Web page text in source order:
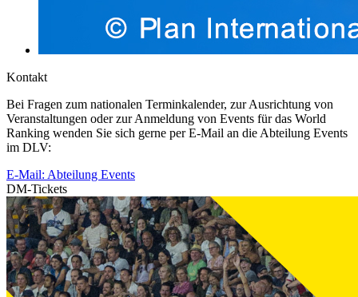
Kontakt
Bei Fragen zum nationalen Terminkalender, zur Ausrichtung von
Veranstaltungen oder zur Anmeldung von Events für das World
Ranking wenden Sie sich gerne per E-Mail an die Abteilung Events
im DLV:
E-Mail: Abteilung Events
DM-Tickets